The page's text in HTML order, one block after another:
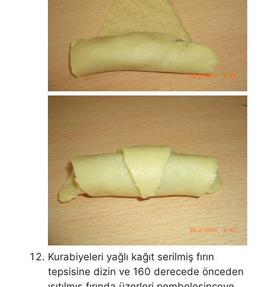
Kurabiyeleri yağlı kağıt serilmiş fırın
tepsisine dizin ve 160 derecede önceden